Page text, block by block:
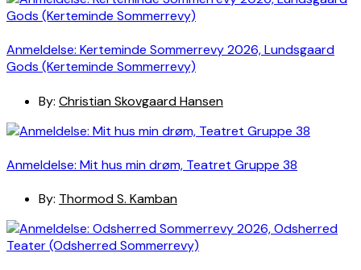
Anmeldelse: Kerteminde Sommerrevy 2026, Lundsgaard
Gods (Kerteminde Sommerrevy)
By: Christian Skovgaard Hansen
Anmeldelse: Mit hus min drøm, Teatret Gruppe 38
By: Thormod S. Kamban